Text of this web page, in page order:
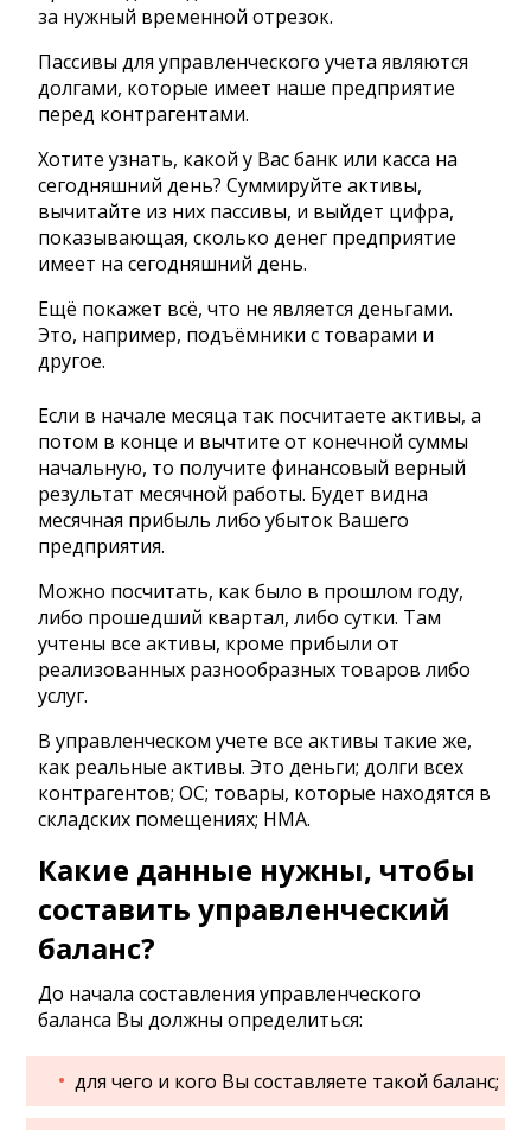
за нужный временной отрезок.
Пассивы для управленческого учета являются
долгами, которые имеет наше предприятие
перед контрагентами.
Хотите узнать, какой у Вас банк или касса на
сегодняшний день? Суммируйте активы,
вычитайте из них пассивы, и выйдет цифра,
показывающая, сколько денег предприятие
имеет на сегодняшний день.
Ещё покажет всё, что не является деньгами.
Это, например, подъёмники с товарами и
другое.
Если в начале месяца так посчитаете активы, а
потом в конце и вычтите от конечной суммы
начальную, то получите финансовый верный
результат месячной работы. Будет видна
месячная прибыль либо убыток Вашего
предприятия.
Можно посчитать, как было в прошлом году,
либо прошедший квартал, либо сутки. Там
учтены все активы, кроме прибыли от
реализованных разнообразных товаров либо
услуг.
В управленческом учете все активы такие же,
как реальные активы. Это деньги; долги всех
контрагентов; ОС; товары, которые находятся в
складских помещениях; НМА.
Какие данные нужны, чтобы
составить управленческий
баланс?
До начала составления управленческого
баланса Вы должны определиться:
для чего и кого Вы составляете такой баланс;